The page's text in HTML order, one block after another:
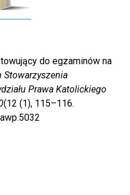
do egzaminów na
Stowarzyszenia
Prawa Katolickiego
(12 (1), 115–116.